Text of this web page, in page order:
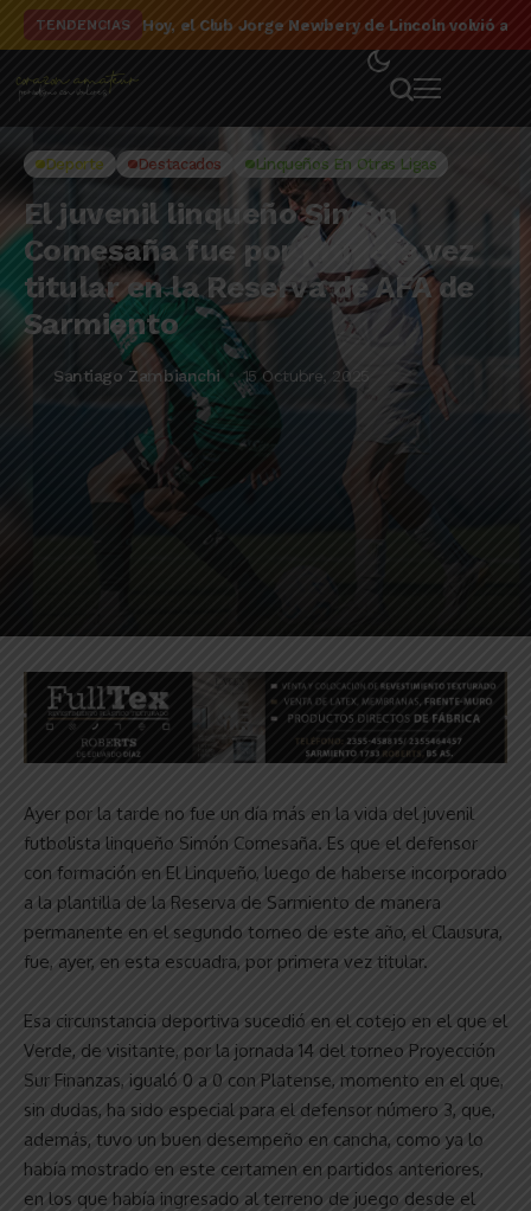
TENDENCIAS El detalle de la campaña de El Linqueño en el
Deporte Destacados Linqueños En Otras Ligas
El juvenil linqueño Simón
Comesaña fue por primera vez
titular en la Reserva de AFA de
Sarmiento
Santiago Zambianchi 15 Octubre, 2025
Ayer por la tarde no fue un día más en la vida del juvenil
futbolista linqueño Simón Comesaña. Es que el defensor
con formación en El Linqueño, luego de haberse incorporado
a la plantilla de la Reserva de Sarmiento de manera
permanente en el segundo torneo de este año, el Clausura,
fue, ayer, en esta escuadra, por primera vez titular.
Esa circunstancia deportiva sucedió en el cotejo en el que el
Verde, de visitante, por la jornada 14 del torneo Proyección
Sur Finanzas, igualó 0 a 0 con Platense, momento en el que,
sin dudas, ha sido especial para el defensor número 3, que,
además, tuvo un buen desempeño en cancha, como ya lo
había mostrado en este certamen en partidos anteriores,
en los que había ingresado al terreno de juego desde el